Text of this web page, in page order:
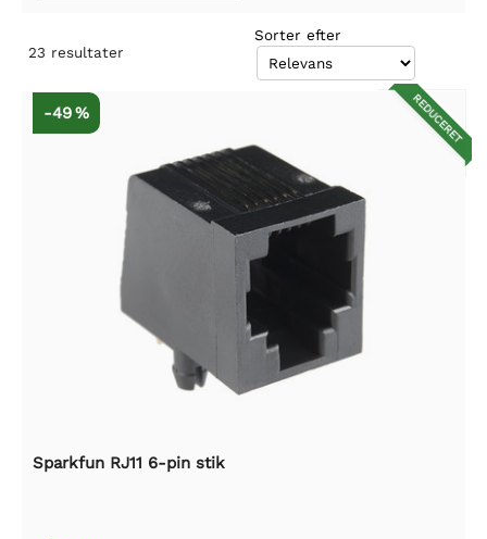
23 resultater
Sorter efter
REDUCERET
-49 %
Sparkfun RJ11 6-pin stik